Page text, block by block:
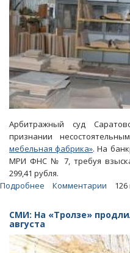
Арбитражный суд
признании
мебельная фабрика». На
МРИ ФНС № 7, требуя
299,41 рубля.
Подробнее
настаивает
банкротстве
энгельсской
Комментарии
СМИ: На «Тролзе»
августа